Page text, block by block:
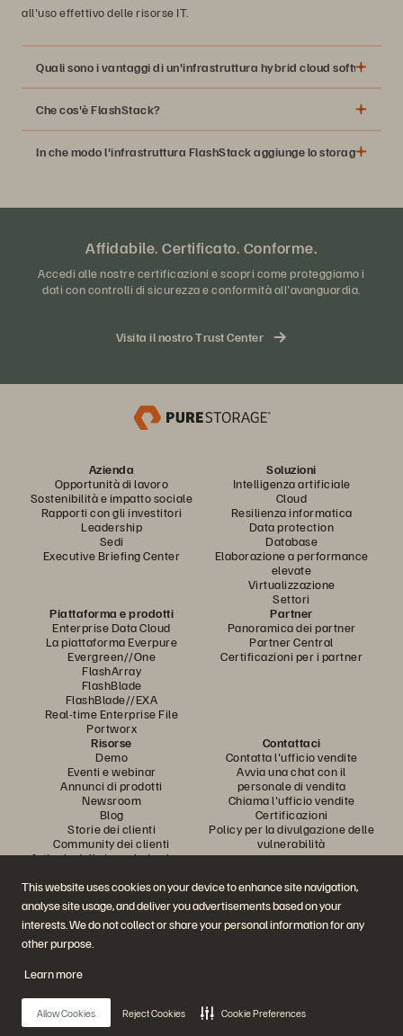
This website uses cookies on your device to enhance site navigation,
analyse site usage, and deliver you advertisements based on your
interests. We do not collect or share your personal information for any
other purpose.
Learn more
Allow Cookies Reject Cookies Cookie Preferences
all'uso effettivo delle risorse IT.
Quali sono i vantaggi di un'infrastruttura hybrid cloud software-
elaborazione in una singola soluzione hardware e
Allineamento preciso dei requisiti di capacità e dei costi
Semplificazione delle attività di gestione, deployment,
manutenzione e scalabilità dell'infrastruttura, dagli
ambienti on-premise agli ambienti multicloud.
Che cos'è FlashStack?
In che modo l'infrastruttura FlashStack aggiunge lo storage
da una singola interfaccia
Disaster recovery e protezione integrati
Affidabile. Certificato. Conforme.
Accedi alle nostre certificazioni e scopri come proteggiamo i
dati con controlli di sicurezza e conformità all'avanguardia.
Visita il nostro Trust Center
Azienda
Opportunità di lavoro
Sostenibilità e impatto sociale
Rapporti con gli investitori
Leadership
Sedi
Executive Briefing Center
Soluzioni
Intelligenza artificiale
Cloud
Resilienza informatica
Data protection
Database
Elaborazione a performance
elevate
Virtualizzazione
Settori
Piattaforma e prodotti
Enterprise Data Cloud
La piattaforma Everpure
Evergreen//One
FlashArray
FlashBlade
FlashBlade//EXA
Real-time Enterprise File
Portworx
Partner
Panoramica dei partner
Partner Central
Certificazioni per i partner
Risorse
Demo
Eventi e webinar
Annunci di prodotti
Newsroom
Blog
Storie dei clienti
Community dei clienti
Articolo della knowledge base
Contattaci
Contatta l'ufficio vendite
Avvia una chat con il
personale di vendita
Chiama l'ufficio vendite
Certificazioni
Policy per la divulgazione delle
vulnerabilità
Partecipa alla conversazione
Segui tutti i canali social ufficiali di Everpure
© 2026 Everpure, Inc. Tutti i diritti sono riservati.
PrivacyTermini del sito WebNote legaliTrust CenterImpostazioni dei cookie